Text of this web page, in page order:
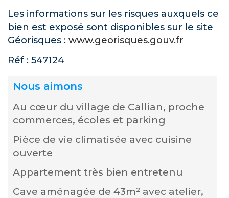
Les informations sur les risques auxquels ce
bien est exposé sont disponibles sur le site
Géorisques : www.georisques.gouv.fr
Réf : 547124
Nous aimons
Au cœur du village de Callian, proche
commerces, écoles et parking
Pièce de vie climatisée avec cuisine
ouverte
Appartement très bien entretenu
Cave aménagée de 43m² avec atelier,